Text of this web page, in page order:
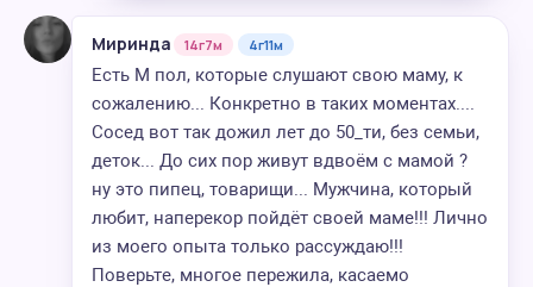
Миринда 14г7м 4г11м
Есть М пол, которые слушают свою маму, к
сожалению... Конкретно в таких моментах....
Сосед вот так дожил лет до 50_ти, без семьи,
деток... До сих пор живут вдвоëм с мамой ?
ну это пипец, товарищи... Мужчина, который
любит, наперекор пойдëт своей маме!!! Лично
из моего опыта только рассуждаю!!!
Поверьте, многое пережила, касаемо